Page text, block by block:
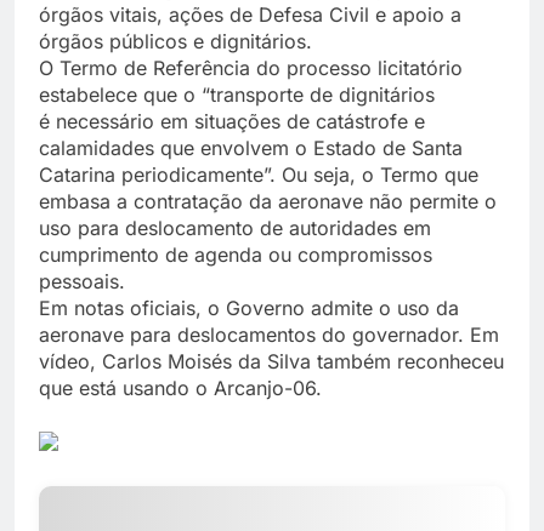
órgãos vitais, ações de Defesa Civil e apoio a
órgãos públicos e dignitários.
O Termo de Referência do processo licitatório
estabelece que o “transporte de dignitários
é necessário em situações de catástrofe e
calamidades que envolvem o Estado de Santa
Catarina periodicamente”. Ou seja, o Termo que
embasa a contratação da aeronave não permite o
uso para deslocamento de autoridades em
cumprimento de agenda ou compromissos
pessoais.
Em notas oficiais, o Governo admite o uso da
aeronave para deslocamentos do governador. Em
vídeo, Carlos Moisés da Silva também reconheceu
que está usando o Arcanjo-06.